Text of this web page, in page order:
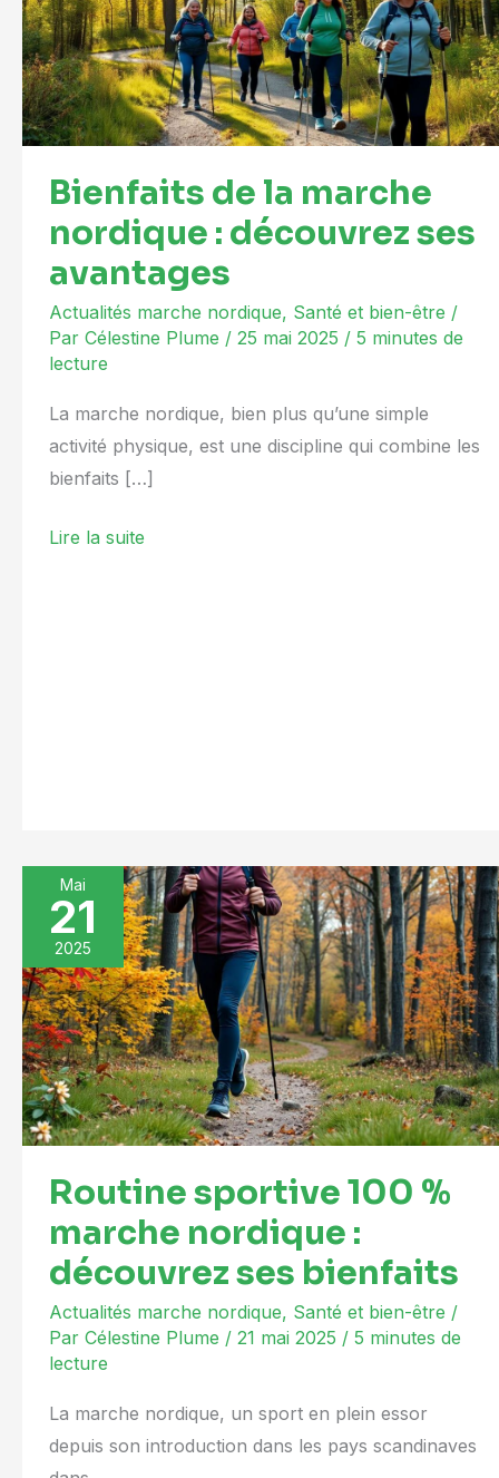
Bienfaits de la marche
nordique : découvrez ses
avantages
Actualités marche nordique, Santé et bien-être /
Par Célestine Plume / 25 mai 2025 / 5 minutes de
lecture
La marche nordique, bien plus qu’une simple
activité physique, est une discipline qui combine les
bienfaits […]
nordique
:
découvrez
ses
Lire la suite
Mai
21
2025
Routine sportive 100 %
marche nordique :
découvrez ses bienfaits
Actualités marche nordique, Santé et bien-être /
Par Célestine Plume / 21 mai 2025 / 5 minutes de
lecture
La marche nordique, un sport en plein essor
depuis son introduction dans les pays scandinaves
Routine
sportive
100
%
marche
nordique
:
découvrez
bienfaits